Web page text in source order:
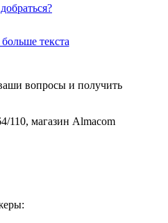
текста
вопросы и получить
110, магазин Almacom